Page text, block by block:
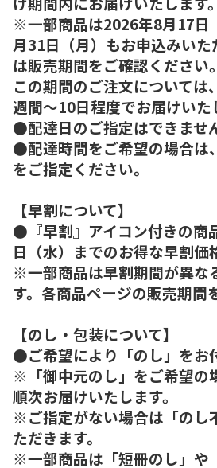
※一部商品は2026年8月17日
月31日（月）もお申込みいた
は販売期間をご確認ください
この期間のご注文については
週間～10日程度でお届けいた
●配達日のご指定はできませ
●配達時間をご希望の場合は
をご指定ください。
【早割について】
●『早割』アイコン付きの商
日（水）までのお得な早割価
※一部商品は早割期間が異な
す。各商品ページの販売期間
【のし・包装について】
●ご希望により「のし」をお
※「御中元のし」をご希望の
順次お届けいたします。
※ご指定がない場合は「のし
ただきます。
※一部商品は「短冊のし」や